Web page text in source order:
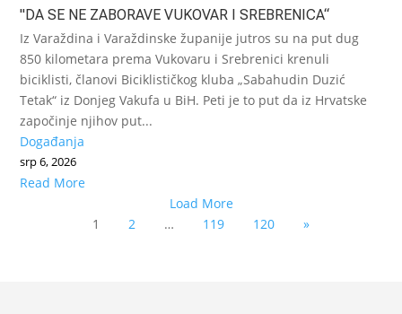
"DA SE NE ZABORAVE VUKOVAR I SREBRENICA“
Iz Varaždina i Varaždinske županije jutros su na put dug
850 kilometara prema Vukovaru i Srebrenici krenuli
biciklisti, članovi Biciklističkog kluba „Sabahudin Duzić
Tetak“ iz Donjeg Vakufa u BiH. Peti je to put da iz Hrvatske
započinje njihov put...
Događanja
srp 6, 2026
Read More
Load More
1
2 … 119 120 »